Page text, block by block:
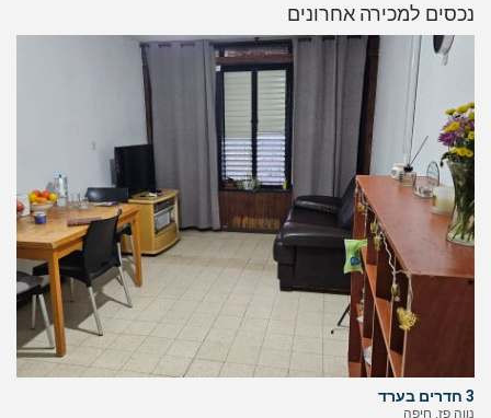
נכסים למכירה אחרונים
3 חדרים בערד
נווה פז, חיפה